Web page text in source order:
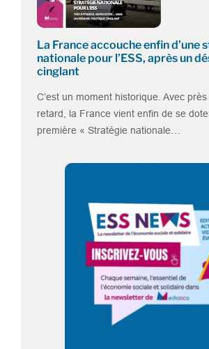
La France accouche enfin d’une
nationale pour l’ESS, après un
cinglant
C’est un moment historique. Avec
retard, la France vient enfin de se
première « Stratégie nationale…